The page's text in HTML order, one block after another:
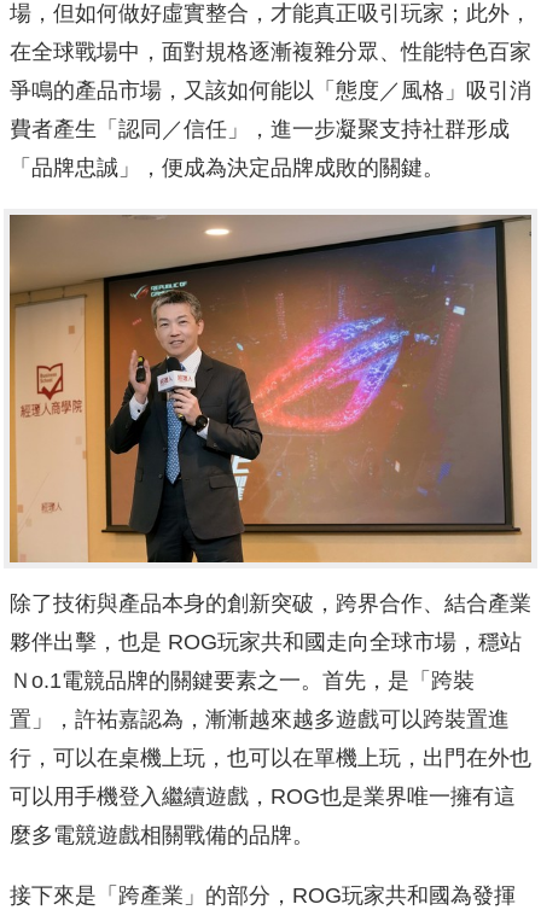
場，但如何做好虛實整合，才能真正吸引玩家；此外，
在全球戰場中，面對規格逐漸複雜分眾、性能特色百家
爭鳴的產品市場，又該如何能以「態度／風格」吸引消
費者產生「認同／信任」，進一步凝聚支持社群形成
「品牌忠誠」，便成為決定品牌成敗的關鍵。
除了技術與產品本身的創新突破，跨界合作、結合產業
夥伴出擊，也是 ROG玩家共和國走向全球市場，穩站
Ｎo.1電競品牌的關鍵要素之一。首先，是「跨裝
置」，許祐嘉認為，漸漸越來越多遊戲可以跨裝置進
行，可以在桌機上玩，也可以在單機上玩，出門在外也
可以用手機登入繼續遊戲，ROG也是業界唯一擁有這
麼多電競遊戲相關戰備的品牌。
接下來是「跨產業」的部分，ROG玩家共和國為發揮